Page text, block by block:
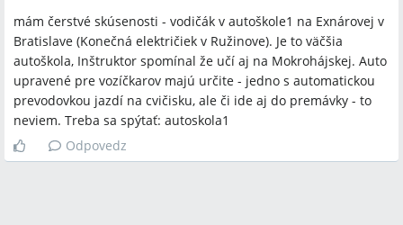
mám čerstvé skúsenosti - vodičák v autoškole1 na Exnárovej v
Bratislave (Konečná električiek v Ružinove). Je to väčšia
autoškola, Inštruktor spomínal že učí aj na Mokrohájskej. Auto
upravené pre vozíčkarov majú určite - jedno s automatickou
prevodovkou jazdí na cvičisku, ale či ide aj do premávky - to
neviem. Treba sa spýtať: autoskola1
Odpovedz